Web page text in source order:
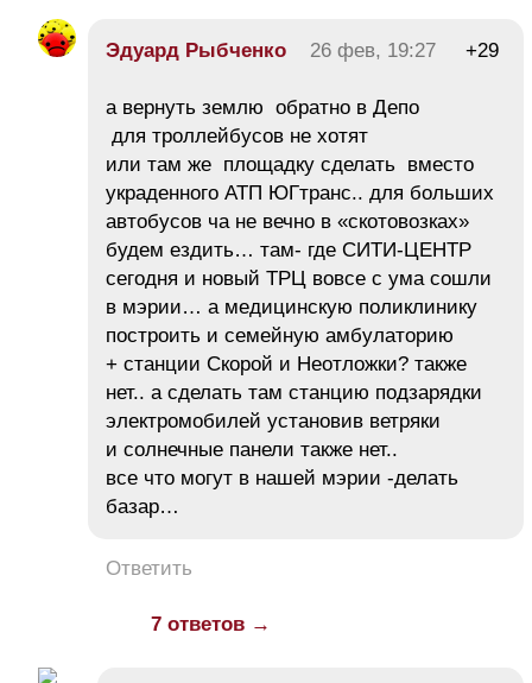
Эдуард Рыбченко 26 фев, 19:27 +29
а вернуть землю обратно в Депо
для троллейбусов не хотят
или там же площадку сделать вместо
украденного АТП ЮГтранс.. для больших
автобусов ча не вечно в «скотовозках»
будем ездить… там- где СИТИ-ЦЕНТР
сегодня и новый ТРЦ вовсе с ума сошли
в мэрии… а медицинскую поликлинику
построить и семейную амбулаторию
+ станции Скорой и Неотложки? также
нет.. а сделать там станцию подзарядки
электромобилей установив ветряки
и солнечные панели также нет..
все что могут в нашей мэрии -делать
базар…
Ответить
7 ответов →